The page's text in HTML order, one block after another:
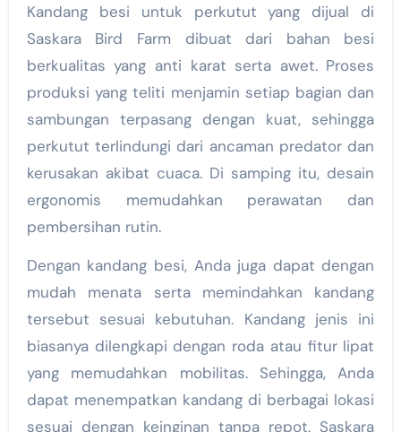
Kandang besi untuk perkutut yang dijual di
Saskara Bird Farm dibuat dari bahan besi
berkualitas yang anti karat serta awet. Proses
produksi yang teliti menjamin setiap bagian dan
sambungan terpasang dengan kuat, sehingga
perkutut terlindungi dari ancaman predator dan
kerusakan akibat cuaca. Di samping itu, desain
ergonomis memudahkan perawatan dan
pembersihan rutin.
Dengan kandang besi, Anda juga dapat dengan
mudah menata serta memindahkan kandang
tersebut sesuai kebutuhan. Kandang jenis ini
biasanya dilengkapi dengan roda atau fitur lipat
yang memudahkan mobilitas. Sehingga, Anda
dapat menempatkan kandang di berbagai lokasi
sesuai dengan keinginan tanpa repot. Saskara